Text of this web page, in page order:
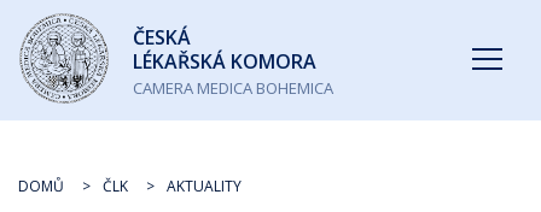
Česká
lékařská
komora
ČESKÁ
LÉKAŘSKÁ KOMORA
CAMERA MEDICA BOHEMICA
DOMŮ ČLK AKTUALITY